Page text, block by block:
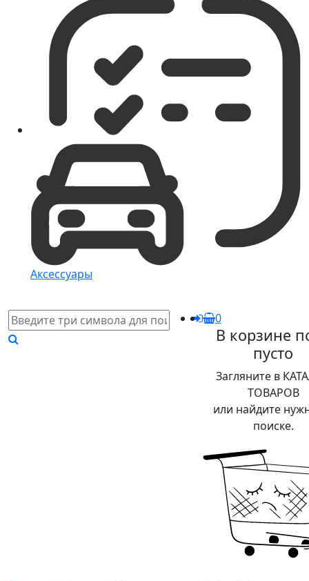
Аксессуары
0
В корзине
пусто
Загляните в
ТОВАРОВ
или найдите
поиске.